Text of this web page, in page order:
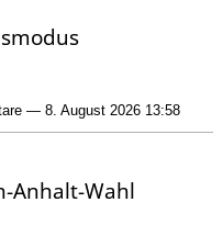
— 8. August 2026 13:58
Anhalt-Wahl